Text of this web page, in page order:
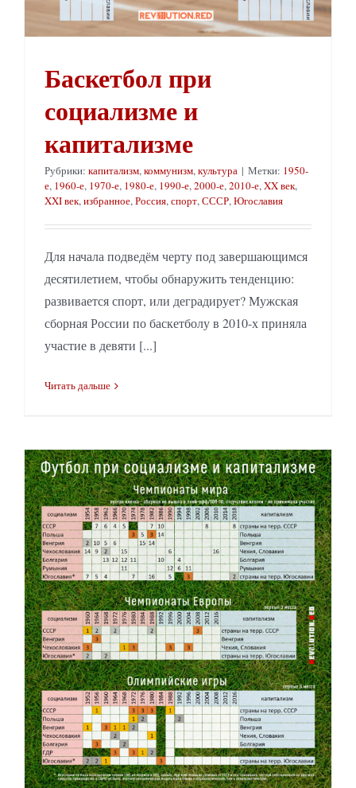
Баскетбол при
социализме и
капитализме
Рубрики: капитализм,коммунизм,культура | Метки: 1950-
е, 1960-е, 1970-е, 1980-е, 1990-е,2000-е,2010-е,XX век,
XXI век,избранное,Россия,спорт,СССР,Югославия
Для начала подведём черту под завершающимся
десятилетием, чтобы обнаружить тенденцию:
развивается спорт, или деградирует? Мужская
сборная России по баскетболу в 2010-х приняла
участие в девяти [...]
Читать дальше